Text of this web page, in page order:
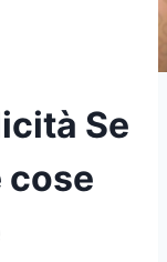
Se
cose